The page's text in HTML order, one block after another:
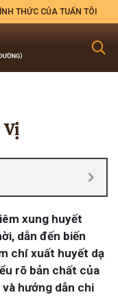
THỨC CỦA TUẤN TÔI
Vị
xung huyết
dẫn đến biến
chí xuất huyết dạ
rõ bản chất của
hướng dẫn chi